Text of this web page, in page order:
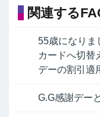
関連する
55歳になりま
カードへ切替
デーの割引適
G.G感謝デー